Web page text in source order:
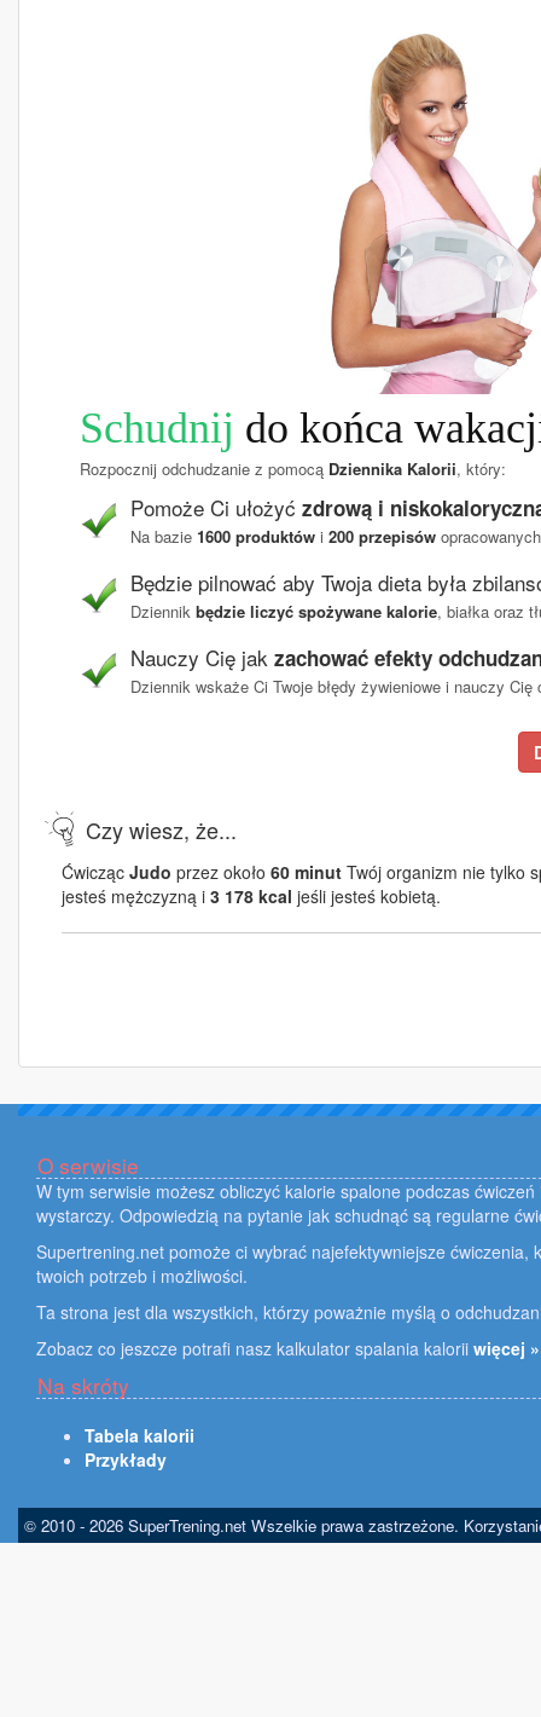
Schudnij do końca
Rozpocznij odchudzanie z pomocą Dziennika Kalorii, który:
Pomoże Ci ułożyć zdrową i
Na bazie 1600 produktów i 200 przepisów
Będzie pilnować aby Twoja dieta była
Dziennik będzie liczyć spożywane kalorie, białka oraz
Nauczy Cię jak zachować efekty
Dziennik wskaże Ci Twoje błędy żywieniowe i nauczy
Czy wiesz, że...
Ćwicząc Judo przez około 60 minut Twój organizm nie tylko
jesteś mężczyzną i 3 178 kcal jeśli jesteś kobietą.
O serwisie
W tym serwisie możesz obliczyć kalorie spalone podczas
wystarczy. Odpowiedzią na pytanie jak schudnąć są regularne
Supertrening.net pomoże ci wybrać najefektywniejsze
twoich potrzeb i możliwości.
Ta strona jest dla wszystkich, którzy poważnie myślą o
Zobacz co jeszcze potrafi nasz kalkulator spalania kalorii więcej »
Na skróty
Tabela kalorii
Przykłady
© 2010 - 2026 SuperTrening.net Wszelkie prawa zastrzeżone.